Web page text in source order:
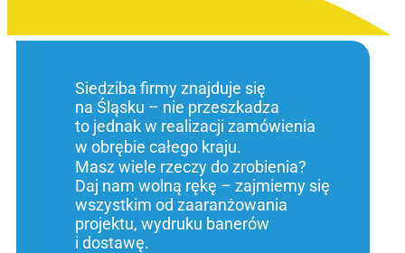
Siedziba firmy znajduje się
na Śląsku – nie przeszkadza
to jednak w realizacji zamówienia
w obrębie całego kraju.
Masz wiele rzeczy do zrobienia?
Daj nam wolną rękę – zajmiemy się
wszystkim od zaaranżowania
projektu, wydruku banerów
i dostawę.